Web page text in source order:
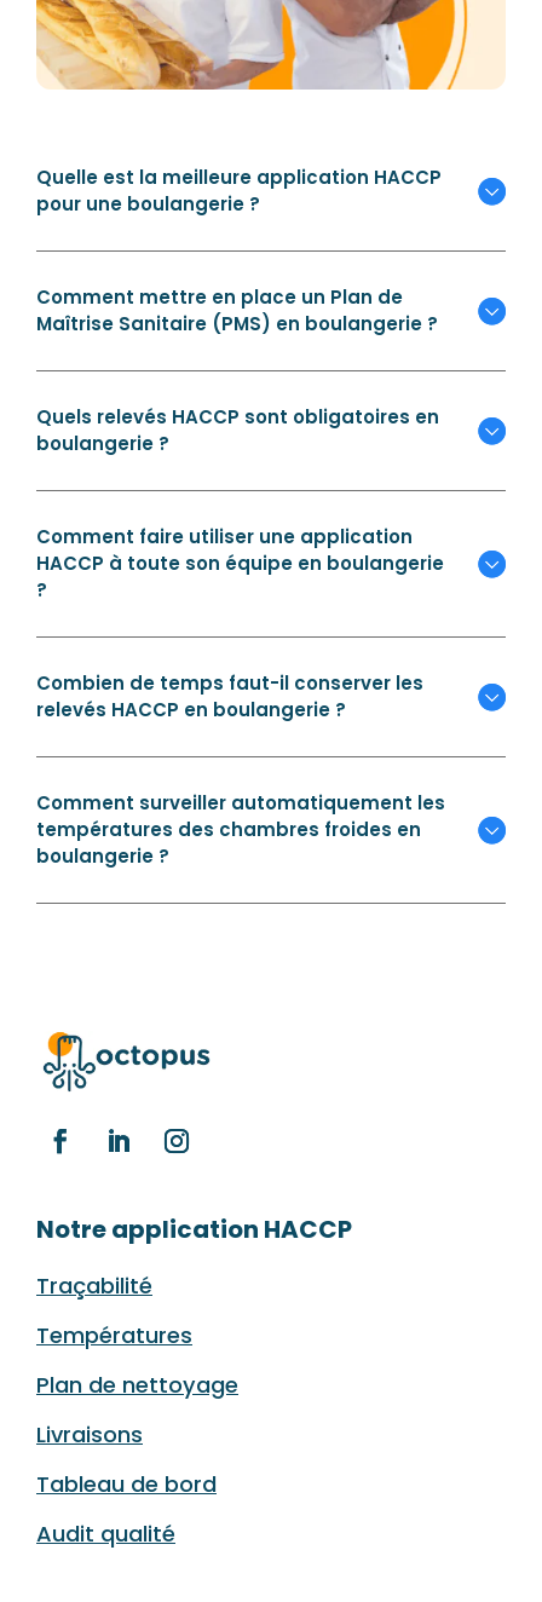
Quelle est la meilleure application HACCP
pour une boulangerie ?
Comment mettre en place un Plan de
Maîtrise Sanitaire (PMS) en boulangerie ?
Quels relevés HACCP sont obligatoires en
boulangerie ?
Comment faire utiliser une application
HACCP à toute son équipe en boulangerie
?
Combien de temps faut-il conserver les
relevés HACCP en boulangerie ?
Comment surveiller automatiquement les
températures des chambres froides en
boulangerie ?
Notre application HACCP
Traçabilité
Températures
Plan de nettoyage
Livraisons
Tableau de bord
Audit qualité